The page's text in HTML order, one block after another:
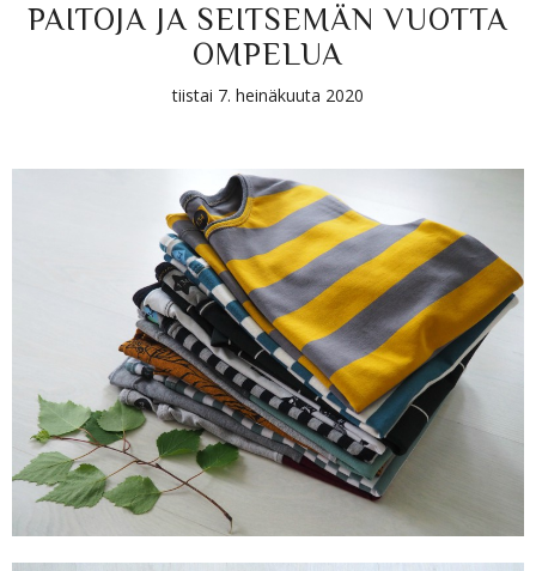
PAITOJA JA SEITSEMÄN VUOTTA
OMPELUA
tiistai 7. heinäkuuta 2020